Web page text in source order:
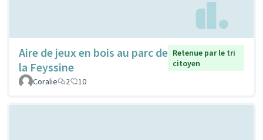
Aire de jeux en bois au parc de
la Feyssine
Retenue par le tri
citoyen
Coralie
2 10